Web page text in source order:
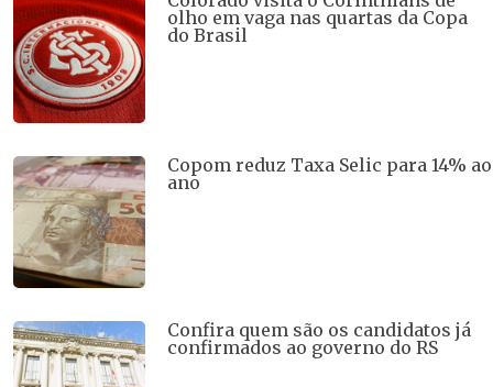
olho em vaga nas quartas da Copa
do Brasil
Copom reduz Taxa Selic para 14% ao
ano
Confira quem são os candidatos já
confirmados ao governo do RS